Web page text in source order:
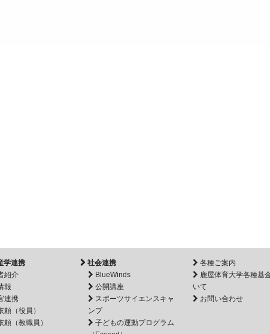
学連携
紹介
報
連携
頼（役員）
頼（教職員）
社会連携
BlueWinds
公開講座
スポーツサイエンスキャ
ンプ
子どもの運動プログラム
各種ご案内
鹿屋体育大学各種基
いて
お問い合わせ